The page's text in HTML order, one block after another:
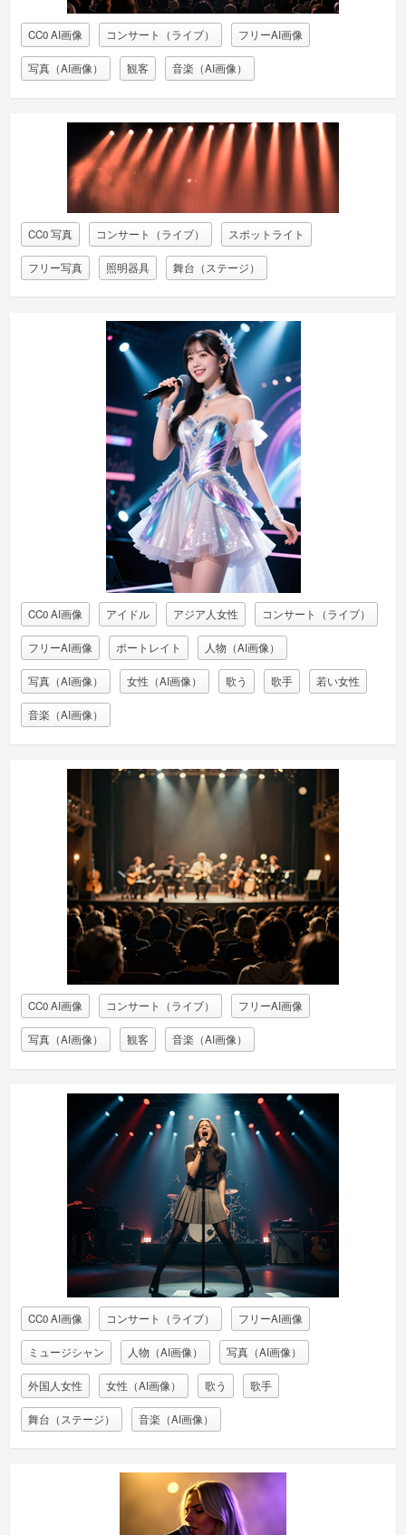
CC0 AI画像 コンサート（ライブ） フリーAI画像
写真（AI画像） 観客 音楽（AI画像）
CC0 写真 コンサート（ライブ） スポットライト
フリー写真 照明器具 舞台（ステージ）
CC0 AI画像 アイドル アジア人女性 コンサート（ライブ）
フリーAI画像 ポートレイト 人物（AI画像）
写真（AI画像） 女性（AI画像） 歌う 歌手 若い女性
音楽（AI画像）
CC0 AI画像 コンサート（ライブ） フリーAI画像
写真（AI画像） 観客 音楽（AI画像）
CC0 AI画像 コンサート（ライブ） フリーAI画像
ミュージシャン 人物（AI画像） 写真（AI画像）
外国人女性 女性（AI画像） 歌う 歌手
舞台（ステージ） 音楽（AI画像）